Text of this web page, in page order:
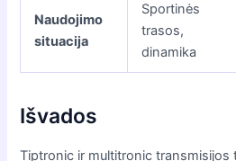
Naudojimo
situacija
Sportinės
trasos,
dinamika
Išvados
Tiptronic ir multitronic transmisijos